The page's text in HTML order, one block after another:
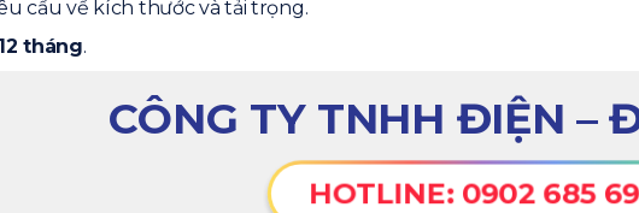
cầu về kích thước và tải trọng.
12 tháng.
CÔNG TY TNHH ĐIỆN –
HOTLINE: 0902 685